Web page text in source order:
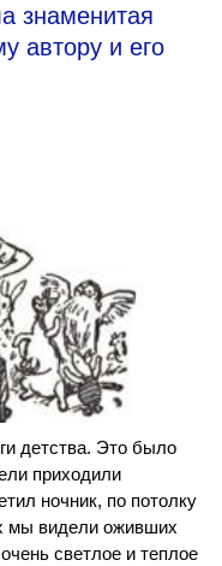
знаменитая
автору и его
детства. Это было
приходили
ночник, по потолку
мы видели оживших
светлое и теплое